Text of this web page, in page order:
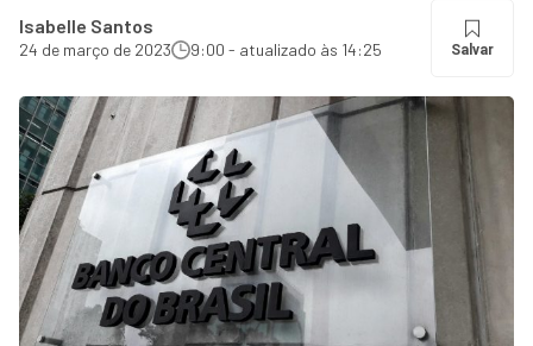
Isabelle Santos
24 de março de 2023 9:00 - atualizado às 14:25 Salvar